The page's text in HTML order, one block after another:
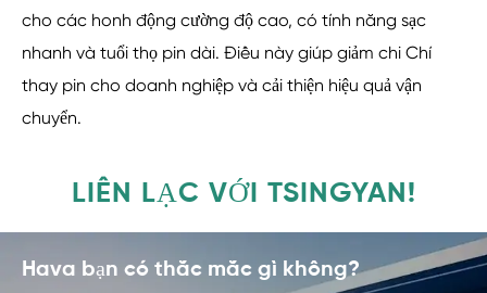
cho các honh động cường độ cao, có tính năng sạc
nhanh và tuổi thọ pin dài. Điều này giúp giảm chi Chí
thay pin cho doanh nghiệp và cải thiện hiệu quả vận
chuyển.
LIÊN LẠC VỚI TSINGYAN!
Hava bạn có thắc mắc gì không?